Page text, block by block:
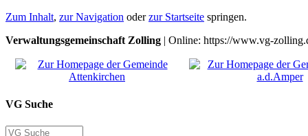
Zum Inhalt, zur Navigation oderzur Startseite springen.
Verwaltungsgemeinschaft Zolling | Online: https://www.vg-
VG Suche